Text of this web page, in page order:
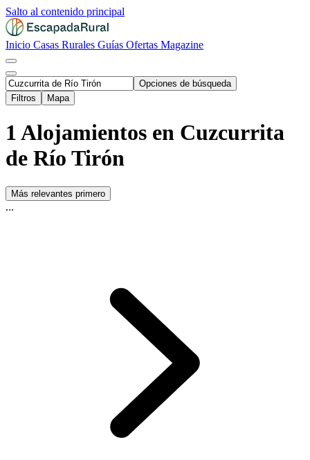
Salto al contenido principal
Inicio Casas Rurales Guías Ofertas Magazine
Opciones de búsqueda
Filtros
Mapa
1 Alojamientos en Cuzcurrita
de Río Tirón
Más relevantes primero
...